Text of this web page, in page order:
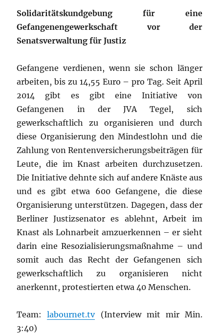
Solidaritätskundgebung für eine
Gefangenengewerkschaft vor der
Senatsverwaltung für Justiz
Gefangene verdienen, wenn sie schon länger
arbeiten, bis zu 14,55 Euro – pro Tag. Seit April
2014 gibt es gibt eine Initiative von
Gefangenen in der JVA Tegel, sich
gewerkschaftlich zu organisieren und durch
diese Organisierung den Mindestlohn und die
Zahlung von Rentenversicherungsbeiträgen für
Leute, die im Knast arbeiten durchzusetzen.
Die Initiative dehnte sich auf andere Knäste aus
und es gibt etwa 600 Gefangene, die diese
Organisierung unterstützen. Dagegen, dass der
Berliner Justizsenator es ablehnt, Arbeit im
Knast als Lohnarbeit amzuerkennen – er sieht
darin eine Resozialisierungsmaßnahme – und
somit auch das Recht der Gefangenen sich
gewerkschaftlich zu organisieren nicht
anerkennt, protestierten etwa 40 Menschen.
Team:labournet.tv(Interview mit mir Min.
3:40)